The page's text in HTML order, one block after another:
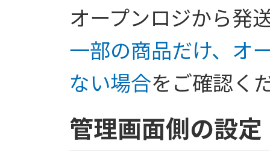
オープンロジから発
一部の商品だけ、オ
ない場合をご確認く
管理画面側の設定